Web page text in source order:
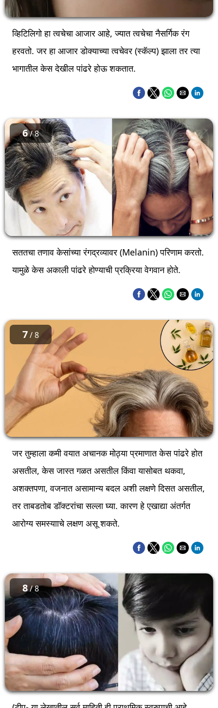
व्हिटिलिगो हा त्वचेचा आजार आहे, ज्यात त्वचेचा नैसर्गिक रंग
हरवतो. जर हा आजार डोक्याच्या त्वचेवर (स्कॅल्प) झाला तर त्या
भागातील केस देखील पांढरे होऊ शकतात.
6/ 8
सततचा तणाव केसांच्या रंगद्रव्यावर (Melanin) परिणाम करतो.
यामुळे केस अकाली पांढरे होण्याची प्रक्रिया वेगवान होते.
7/ 8
जर तुम्हाला कमी वयात अचानक मोठ्या प्रमाणात केस पांढरे होत
असतील, केस जास्त गळत असतील किंवा यासोबत थकवा,
अशक्तपणा, वजनात असामान्य बदल अशी लक्षणे दिसत असतील,
तर ताबडतोब डॉक्टरांचा सल्ला घ्या. कारण हे एखाद्या अंतर्गत
आरोग्य समस्यााचे लक्षण असू शकते.
8/ 8